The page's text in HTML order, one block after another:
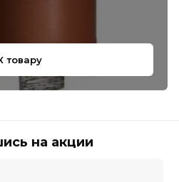
товару
на акции